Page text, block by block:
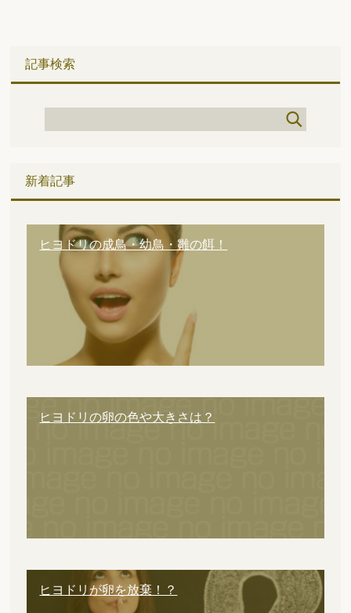
記事検索
新着記事
ヒヨドリの成鳥・幼鳥・雛の餌！
ヒヨドリの卵の色や大きさは？
ヒヨドリが卵を放棄！？